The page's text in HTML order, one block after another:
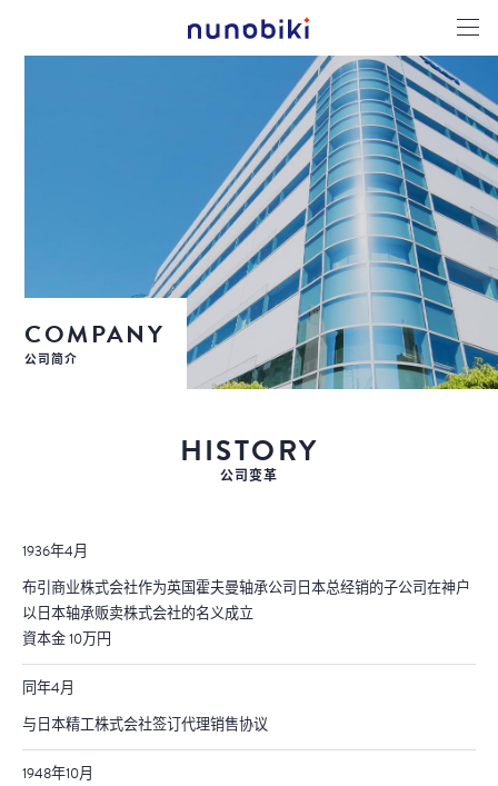
COMPANY
公司简介
HISTORY
公司变革
1936年4月
布引商业株式会社作为英国霍夫曼轴承公司日本总经销的子公司在神户
以日本轴承贩卖株式会社的名义成立
資本金 10万円
同年4月
与日本精工株式会社签订代理销售协议
1948年10月